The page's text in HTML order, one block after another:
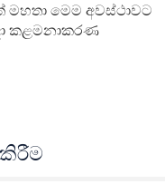
මහතා මෙම අවස්ථාවට
කළමනාකරණ